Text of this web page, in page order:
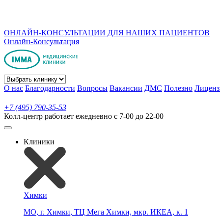
ОНЛАЙН-КОНСУЛЬТАЦИИ ДЛЯ НАШИХ ПАЦИЕНТОВ
Онлайн-Консультация
О нас Благодарности Вопросы Вакансии ДМС Полезно
+7 (495) 790-35-53
Колл-центр работает ежедневно с 7-00 до 22-00
Клиники
Химки
МО, г. Химки, ТЦ Мега Химки, мкр. ИКЕА, к. 1